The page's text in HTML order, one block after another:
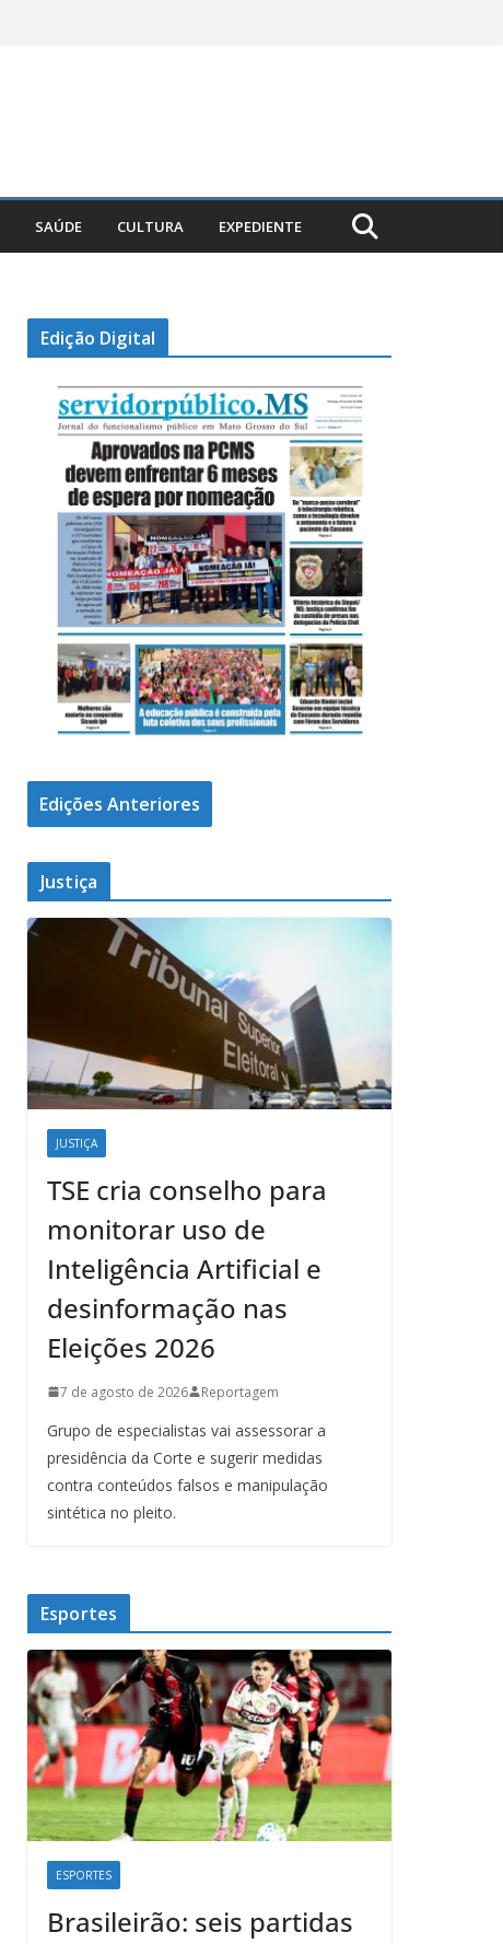
SAÚDE CULTURA EXPEDIENTE
Edição Digital
Edições Anteriores
Justiça
JUSTIÇA
TSE cria conselho para
monitorar uso de
Inteligência Artificial e
desinformação nas
Eleições 2026
7 de agosto de 2026 Reportagem
Grupo de especialistas vai assessorar a
presidência da Corte e sugerir medidas
contra conteúdos falsos e manipulação
sintética no pleito.
Esportes
ESPORTES
Brasileirão: seis partidas